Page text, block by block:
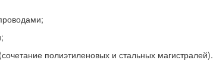
полиэтиленовых и стальных магистралей).